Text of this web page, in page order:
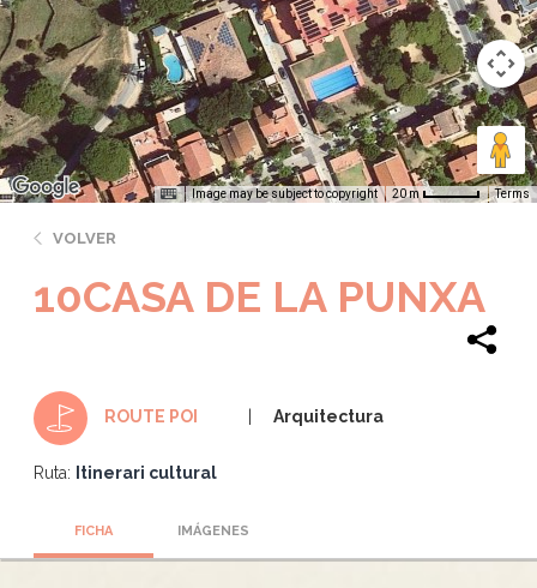
Image may be subject to copyright 20 m Terms
VOLVER
10CASA DE LA PUNXA
ROUTE POI Arquitectura
Ruta: Itinerari cultural
FICHA IMÁGENES